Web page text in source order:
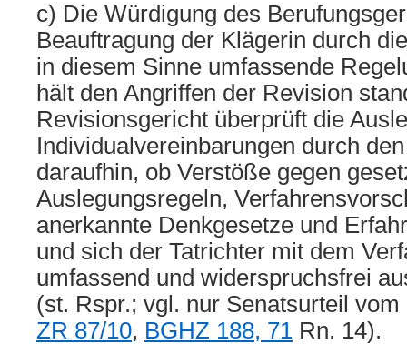
c) Die Würdigung des
Beauftragung der Klägerin durch
in diesem Sinne umfassende
hält den Angriffen der Revision
Revisionsgericht überprüft die
Individualvereinbarungen durch
daraufhin, ob Verstöße gegen
Auslegungsregeln,
anerkannte Denkgesetze und
und sich der Tatrichter mit dem
umfassend und widerspruchsfrei
(st. Rspr.; vgl. nur Senatsurteil
ZR 87/10, BGHZ 188, 71 Rn. 14).